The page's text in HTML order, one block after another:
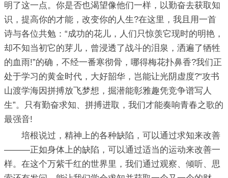
明了这一点。你是否也渴望像他们一样，以勤奋去获取知
识，提高你的才能，改变你的人生?在这里，我且用一首
诗与各位共勉：“成功的花儿，人们只惊羡它现时的明艳，
却不知当初它的芽儿，曾浸透了战斗的泪泉，洒遍了牺牲
的血雨!”的确，不经一番寒彻骨，哪得梅花扑鼻香?我们正
处于学习的黄金时代，大好韶华，岂能让光阴虚度?“攻书
山渡学海因拼搏放飞梦想，掘潜能彰雅趣凭竞争谱写人
生”。只有勤奋求知、拼搏进取，我们才能奏响青春之歌的
最强音!
培根说过，精神上的各种缺陷，可以通过求知来改善
———正如身体上的缺陷，可以通过适当的运动来改善一
样。在这个万紫千红的世界里，我们通过观察、倾听、思